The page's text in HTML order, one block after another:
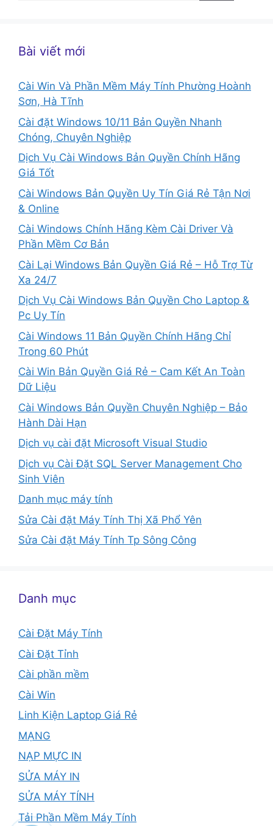
Bài viết mới
Cài Win Và Phần Mềm Máy Tính Phường Hoành
Sơn, Hà Tĩnh
Cài đặt Windows 10/11 Bản Quyền Nhanh
Chóng, Chuyên Nghiệp
Dịch Vụ Cài Windows Bản Quyền Chính Hãng
Giá Tốt
Cài Windows Bản Quyền Uy Tín Giá Rẻ Tận Nơi
& Online
Cài Windows Chính Hãng Kèm Cài Driver Và
Phần Mềm Cơ Bản
Cài Lại Windows Bản Quyền Giá Rẻ – Hỗ Trợ Từ
Xa 24/7
Dịch Vụ Cài Windows Bản Quyền Cho Laptop &
Pc Uy Tín
Cài Windows 11 Bản Quyền Chính Hãng Chỉ
Trong 60 Phút
Cài Win Bản Quyền Giá Rẻ – Cam Kết An Toàn
Dữ Liệu
Cài Windows Bản Quyền Chuyên Nghiệp – Bảo
Hành Dài Hạn
Dịch vụ cài đặt Microsoft Visual Studio
Dịch vụ Cài Đặt SQL Server Management Cho
Sinh Viên
Danh mục máy tính
Sửa Cài đặt Máy Tính Thị Xã Phổ Yên
Sửa Cài đặt Máy Tính Tp Sông Công
Danh mục
Cài Đặt Máy Tính
Cài Đặt Tỉnh
Cài phần mềm
Cài Win
Linh Kiện Laptop Giá Rẻ
MẠNG
NẠP MỰC IN
SỬA MÁY IN
SỬA MÁY TÍNH
Tải Phần Mềm Máy Tính